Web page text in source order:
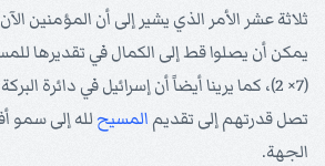
ثلاثة عشر الأمر الذي يشير إلى أن المؤمنين
يمكن أن يصلوا قط إلى الكمال في تقديرها
(7× 2)، كما يرينا أيضاً أن إسرائيل في دائرة
تصل قدرتهم إلى تقديم المسيح لله إلى سمو
الجهة.